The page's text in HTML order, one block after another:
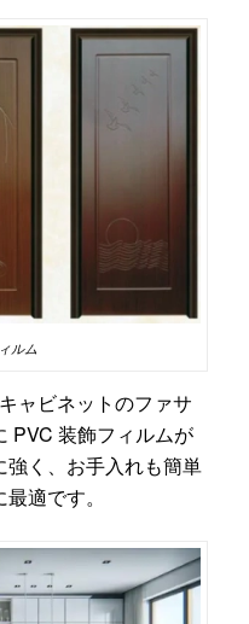
ルム
ャビネットのファサ
PVC 装飾フィルムが
強く、お手入れも簡単
適です。